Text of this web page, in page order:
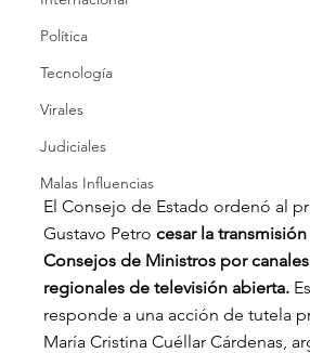
Política
Tecnología
Virales
Judiciales
Malas Influencias
​El Consejo de Estado ordenó al
Gustavo Petro cesar la
Consejos de Ministros por
regionales de televisión abierta.
responde a una acción de tutela
María Cristina Cuéllar Cárdenas,